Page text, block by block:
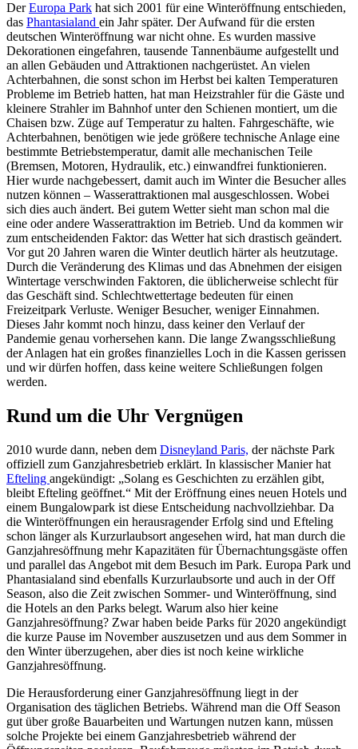
DerEuropa Park hat sich 2001 für eine Winteröffnung entschieden,
das Phantasialand ein Jahr später. Der Aufwand für die ersten
deutschen Winteröffnung war nicht ohne. Es wurden massive
Dekorationen eingefahren, tausende Tannenbäume aufgestellt und
an allen Gebäuden und Attraktionen nachgerüstet. An vielen
Achterbahnen, die sonst schon im Herbst bei kalten Temperaturen
Probleme im Betrieb hatten, hat man Heizstrahler für die Gäste und
kleinere Strahler im Bahnhof unter den Schienen montiert, um die
Chaisen bzw. Züge auf Temperatur zu halten. Fahrgeschäfte, wie
Achterbahnen, benötigen wie jede größere technische Anlage eine
bestimmte Betriebstemperatur, damit alle mechanischen Teile
(Bremsen, Motoren, Hydraulik, etc.) einwandfrei funktionieren.
Hier wurde nachgebessert, damit auch im Winter die Besucher alles
nutzen können – Wasserattraktionen mal ausgeschlossen. Wobei
sich dies auch ändert. Bei gutem Wetter sieht man schon mal die
eine oder andere Wasserattraktion im Betrieb. Und da kommen wir
zum entscheidenden Faktor: das Wetter hat sich drastisch geändert.
Vor gut 20 Jahren waren die Winter deutlich härter als heutzutage.
Durch die Veränderung des Klimas und das Abnehmen der eisigen
Wintertage verschwinden Faktoren, die üblicherweise schlecht für
das Geschäft sind. Schlechtwettertage bedeuten für einen
Freizeitpark Verluste. Weniger Besucher, weniger Einnahmen.
Dieses Jahr kommt noch hinzu, dass keiner den Verlauf der
Pandemie genau vorhersehen kann. Die lange Zwangsschließung
der Anlagen hat ein großes finanzielles Loch in die Kassen gerissen
und wir dürfen hoffen, dass keine weitere Schließungen folgen
werden.
Rund um die Uhr Vergnügen
2010 wurde dann, neben dem Disneyland Paris, der nächste Park
offiziell zum Ganzjahresbetrieb erklärt. In klassischer Manier hat
Efteling angekündigt: „Solang es Geschichten zu erzählen gibt,
bleibt Efteling geöffnet.“ Mit der Eröffnung eines neuen Hotels und
einem Bungalowpark ist diese Entscheidung nachvollziehbar. Da
die Winteröffnungen ein herausragender Erfolg sind und Efteling
schon länger als Kurzurlaubsort angesehen wird, hat man durch die
Ganzjahresöffnung mehr Kapazitäten für Übernachtungsgäste offen
und parallel das Angebot mit dem Besuch im Park. Europa Park und
Phantasialand sind ebenfalls Kurzurlaubsorte und auch in der Off
Season, also die Zeit zwischen Sommer- und Winteröffnung, sind
die Hotels an den Parks belegt. Warum also hier keine
Ganzjahresöffnung? Zwar haben beide Parks für 2020 angekündigt
die kurze Pause im November auszusetzen und aus dem Sommer in
den Winter überzugehen, aber dies ist noch keine wirkliche
Ganzjahresöffnung.
Die Herausforderung einer Ganzjahresöffnung liegt in der
Organisation des täglichen Betriebs. Während man die Off Season
gut über große Bauarbeiten und Wartungen nutzen kann, müssen
solche Projekte bei einem Ganzjahresbetrieb während der